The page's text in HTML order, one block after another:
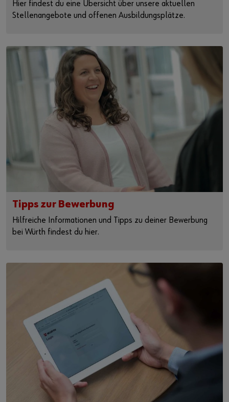
Hier findest du eine Übersicht über unsere aktuellen
Stellenangebote und offenen Ausbildungsplätze.
Tipps zur Bewerbung
Hilfreiche Informationen und Tipps zu deiner Bewerbung
bei Würth findest du hier.